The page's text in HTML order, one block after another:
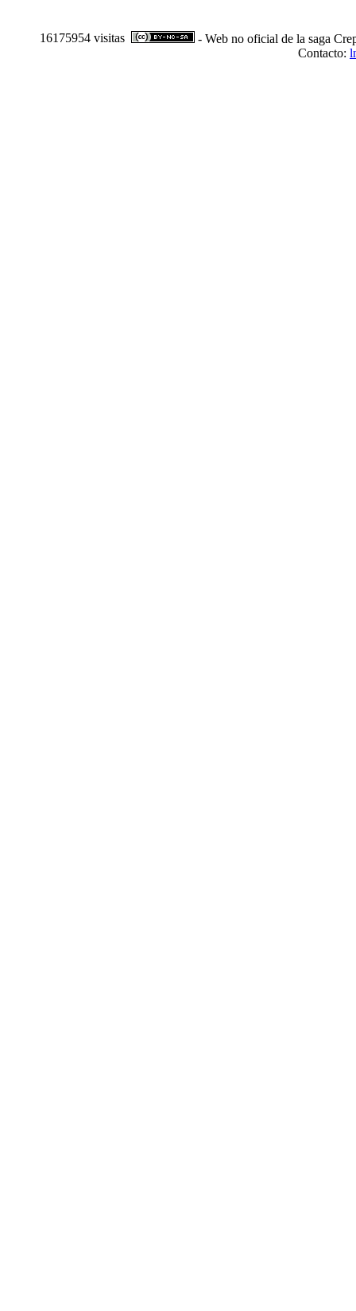
16175954 visitas
- Web no oficial de la saga
Contacto: